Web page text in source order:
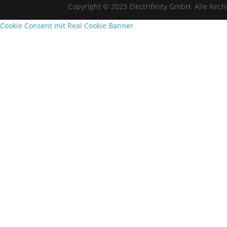
Copyright © 2023 Electrifinity GmbH. Alle
Cookie Consent mit Real Cookie Banner